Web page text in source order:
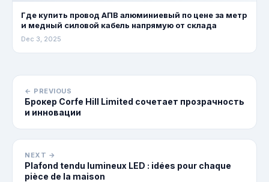
Где купить провод АПВ алюминиевый по цене за метр
и медный силовой кабель напрямую от склада
Dec 3, 2025
← PREVIOUS
Брокер Corfe Hill Limited сочетает прозрачность
и инновации
NEXT →
Plafond tendu lumineux LED : idées pour chaque
pièce de la maison